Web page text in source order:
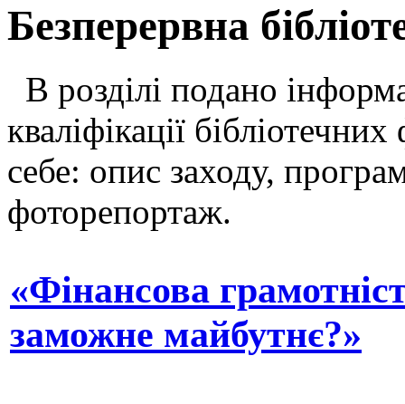
Безперервна
В розділі подано
кваліфікації
себе: опис заходу,
фоторепортаж.
«Фінансова
заможне майбутнє?»